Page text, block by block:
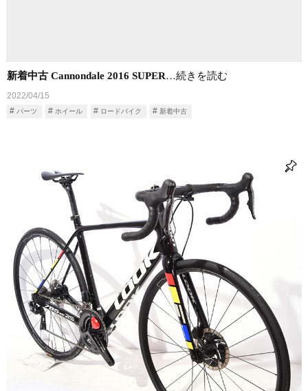
新着中古 Cannondale 2016 SUPER…続きを読む
2022/04/15
パーツ ホイール ロードバイク 新着中古